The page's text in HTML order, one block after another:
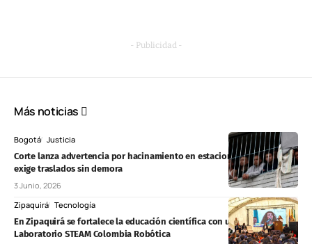
- Publicidad -
Más noticias
Bogotá Justicia
Corte lanza advertencia por hacinamiento en estaciones de Policía y
exige traslados sin demora
3 Junio, 2026
Zipaquirá Tecnología
En Zipaquirá se fortalece la educación científica con un nuevo
Laboratorio STEAM Colombia Robótica